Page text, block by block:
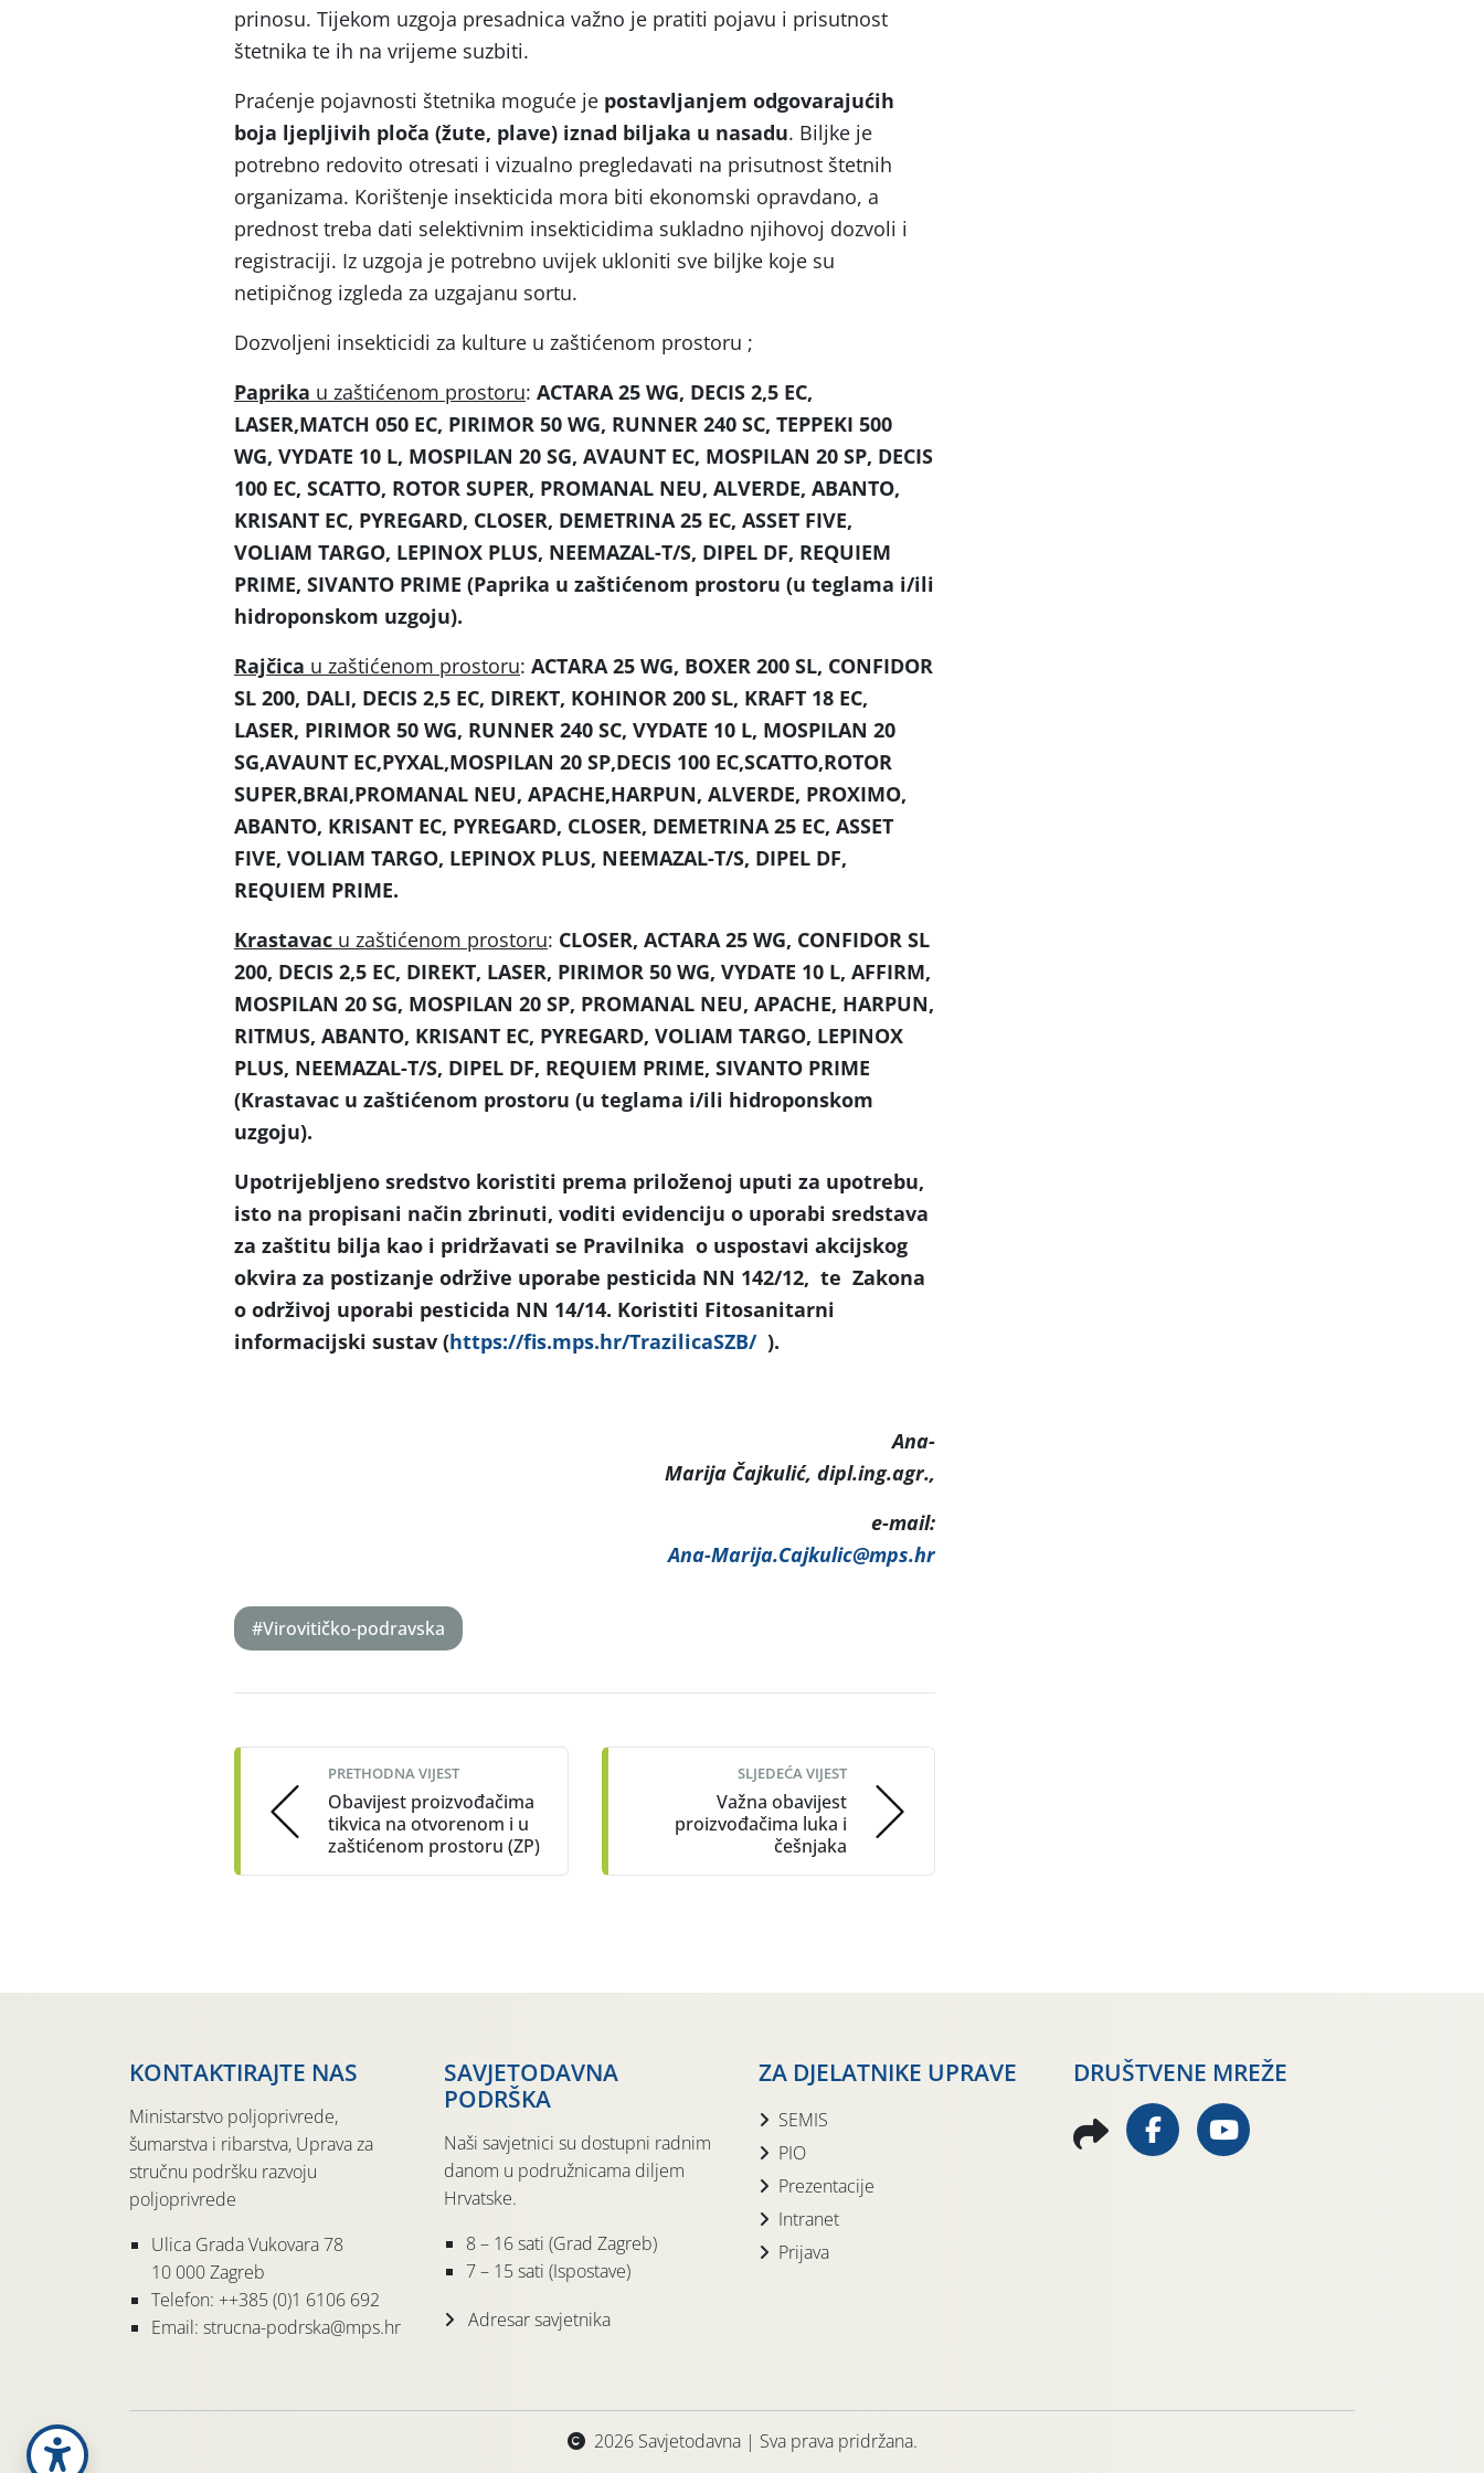
prinosu. Tijekom uzgoja presadnica važno je pratiti pojavu i prisutnost
štetnika te ih na vrijeme suzbiti.
Praćenje pojavnosti štetnika moguće je postavljanjem odgovarajućih
boja ljepljivih ploča (žute, plave) iznad biljaka u nasadu. Biljke je
potrebno redovito otresati i vizualno pregledavati na prisutnost štetnih
organizama. Korištenje insekticida mora biti ekonomski opravdano, a
prednost treba dati selektivnim insekticidima sukladno njihovoj dozvoli i
registraciji. Iz uzgoja je potrebno uvijek ukloniti sve biljke koje su
netipičnog izgleda za uzgajanu sortu.
Dozvoljeni insekticidi za kulture u zaštićenom prostoru ;
Paprika u zaštićenom prostoru: ACTARA 25 WG, DECIS 2,5 EC,
LASER,MATCH 050 EC, PIRIMOR 50 WG, RUNNER 240 SC, TEPPEKI 500
WG, VYDATE 10 L, MOSPILAN 20 SG, AVAUNT EC, MOSPILAN 20 SP, DECIS
100 EC, SCATTO, ROTOR SUPER, PROMANAL NEU, ALVERDE, ABANTO,
KRISANT EC, PYREGARD, CLOSER, DEMETRINA 25 EC, ASSET FIVE,
VOLIAM TARGO, LEPINOX PLUS, NEEMAZAL-T/S, DIPEL DF, REQUIEM
PRIME, SIVANTO PRIME (Paprika u zaštićenom prostoru (u teglama i/ili
hidroponskom uzgoju).
Rajčica u zaštićenom prostoru: ACTARA 25 WG, BOXER 200 SL, CONFIDOR
SL 200, DALI, DECIS 2,5 EC, DIREKT, KOHINOR 200 SL, KRAFT 18 EC,
LASER, PIRIMOR 50 WG, RUNNER 240 SC, VYDATE 10 L, MOSPILAN 20
SG,AVAUNT EC,PYXAL,MOSPILAN 20 SP,DECIS 100 EC,SCATTO,ROTOR
SUPER,BRAI,PROMANAL NEU, APACHE,HARPUN, ALVERDE, PROXIMO,
ABANTO, KRISANT EC, PYREGARD, CLOSER, DEMETRINA 25 EC, ASSET
FIVE, VOLIAM TARGO, LEPINOX PLUS, NEEMAZAL-T/S, DIPEL DF,
REQUIEM PRIME.
Krastavac u zaštićenom prostoru: CLOSER, ACTARA 25 WG, CONFIDOR SL
200, DECIS 2,5 EC, DIREKT, LASER, PIRIMOR 50 WG, VYDATE 10 L, AFFIRM,
MOSPILAN 20 SG, MOSPILAN 20 SP, PROMANAL NEU, APACHE, HARPUN,
RITMUS, ABANTO, KRISANT EC, PYREGARD, VOLIAM TARGO, LEPINOX
PLUS, NEEMAZAL-T/S, DIPEL DF, REQUIEM PRIME, SIVANTO PRIME
(Krastavac u zaštićenom prostoru (u teglama i/ili hidroponskom
uzgoju).
Upotrijebljeno sredstvo koristiti prema priloženoj uputi za upotrebu,
isto na propisani način zbrinuti, voditi evidenciju o uporabi sredstava
za zaštitu bilja kao i pridržavati se Pravilnika o uspostavi akcijskog
okvira za postizanje održive uporabe pesticida NN 142/12, te Zakona
o održivoj uporabi pesticida NN 14/14. Koristiti Fitosanitarni
informacijski sustav (https://fis.mps.hr/TrazilicaSZB/).
Ana-
Marija Čajkulić, dipl.ing.agr.,
e-mail:
Ana-Marija.Cajkulic@mps.hr
#Virovitičko-podravska
navigation
PRETHODNA VIJEST
Obavijest proizvođačima
tikvica na otvorenom i u
zaštićenom prostoru (ZP)
SLJEDEĆA VIJEST
Važna obavijest
proizvođačima luka i
češnjaka
KONTAKTIRAJTE NAS
Ministarstvo poljoprivrede,
šumarstva i ribarstva, Uprava za
stručnu podršku razvoju
poljoprivrede
Ulica Grada Vukovara 78
10 000 Zagreb
Telefon: ++385 (0)1 6106 692
Email: strucna-podrska@mps.hr
SAVJETODAVNA
PODRŠKA
Naši savjetnici su dostupni radnim
danom u podružnicama diljem
Hrvatske.
8 – 16 sati (Grad Zagreb)
7 – 15 sati (Ispostave)
Adresar savjetnika
ZA DJELATNIKE UPRAVE
SEMIS
PIO
Prezentacije
Intranet
Prijava
DRUŠTVENE MREŽE
2026 Savjetodavna | Sva prava pridržana.